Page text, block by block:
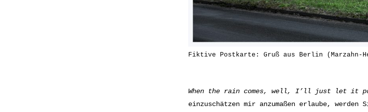
Fiktive Postkarte: Gruß aus Berlin (Marzahn-
When the rain comes, well, I’ll just let it
einzuschätzen mir anzumaßen erlaube,